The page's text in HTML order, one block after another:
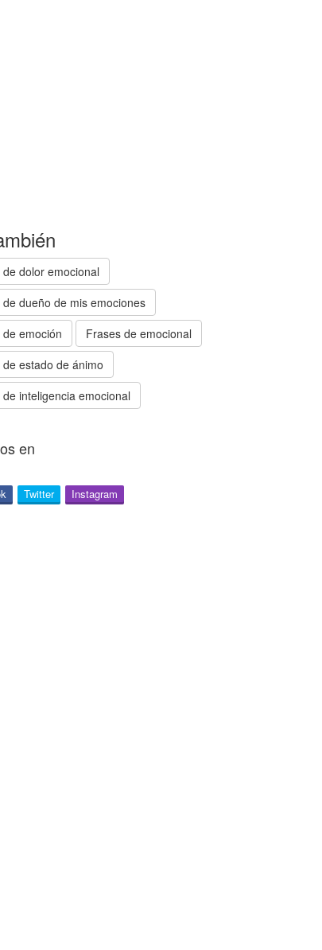
de dolor emocional
de dueño de mis emociones
emoción
Frases de emocional
de estado de ánimo
inteligencia emocional
en
Twitter Instagram